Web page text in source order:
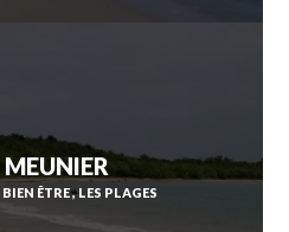
BIEN ÊTRE LES PLAGES